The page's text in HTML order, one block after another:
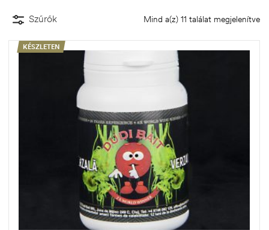
Szűrők Mind a(z) 11 találat megjelenítve
KÉSZLETEN